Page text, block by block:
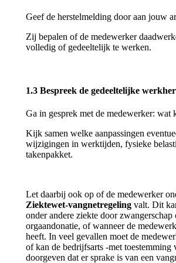
Geef de herstelmelding door aan jouw
Zij bepalen of de medewerker
volledig of gedeeltelijk te werken.
1.3 Bespreek de gedeeltelijke
Ga in gesprek met de medewerker: wat
Kijk samen welke aanpassingen
wijzigingen in werktijden, fysieke
takenpakket.
Let daarbij ook op of de medewerker
Ziektewet‑vangnetregeling valt. Dit
onder andere ziekte door
orgaandonatie, of wanneer de
heeft. In veel gevallen moet de
of kan de bedrijfsarts -met toestemming
doorgeven dat er sprake is van een